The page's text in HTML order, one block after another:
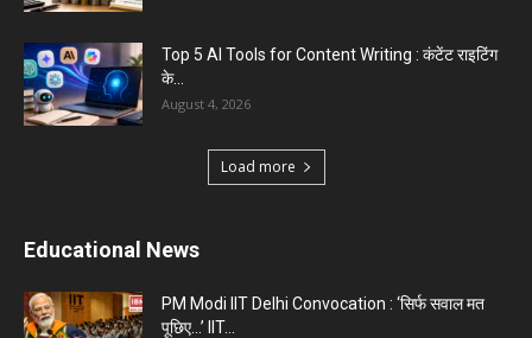
Top 5 AI Tools for Content Writing : कंटेंट राइटिंग
के...
August 4, 2026
Load more
Educational News
PM Modi IIT Delhi Convocation : ‘सिर्फ सवाल मत
पूछिए…’ IIT...